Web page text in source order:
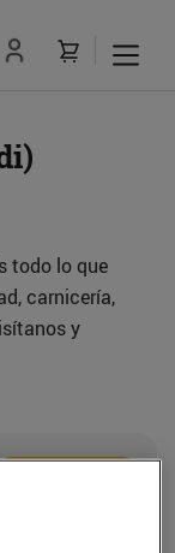
todo lo que
carnicería,
y